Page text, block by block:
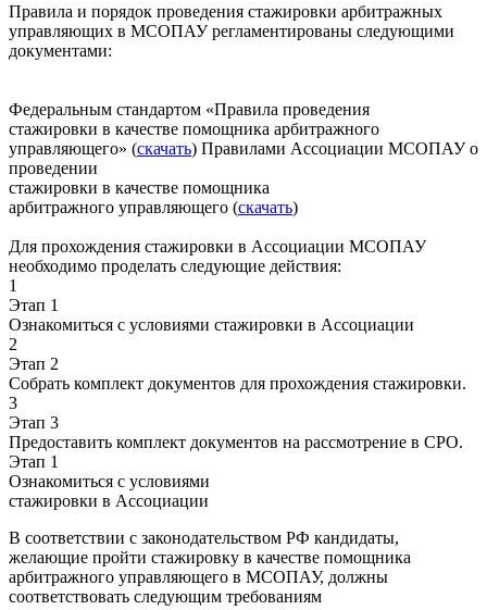
Правила и порядок проведения стажировки арбитражных
управляющих в МСОПАУ регламентированы следующими
документами:
Федеральным стандартом «Правила проведения
стажировки в качестве помощника арбитражного
управляющего» (скачать) Правилами Ассоциации МСОПАУ о
проведении
стажировки в качестве помощника
арбитражного управляющего (скачать)
Для прохождения стажировки в Ассоциации МСОПАУ
необходимо проделать следующие действия:
1
Этап 1
Ознакомиться с условиями стажировки в Ассоциации
2
Этап 2
Собрать комплект документов для прохождения стажировки.
3
Этап 3
Предоставить комплект документов на рассмотрение в СРО.
Этап 1
Ознакомиться с условиями
стажировки в Ассоциации
В соответствии с законодательством РФ кандидаты,
желающие пройти стажировку в качестве помощника
арбитражного управляющего в МСОПАУ, должны
соответствовать следующим требованиям